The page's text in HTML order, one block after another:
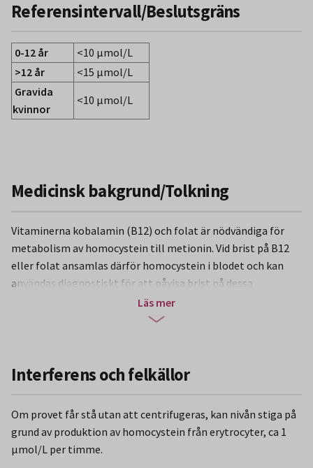
Referensintervall/Beslutsgräns
0-12 år
<10 µmol/L
>12 år
<15 µmol/L
Gravida
kvinnor
<10 µmol/L
Medicinsk bakgrund/Tolkning
Vitaminerna kobalamin (B12) och folat är nödvändiga för
metabolism av homocystein till metionin. Vid brist på B12
eller folat ansamlas därför homocystein i blodet och kan
användas diagnostiskt för att påvisa brist på dessa
vitaminer. Metylmalonsyra (MMA) ingår i metabolismen av
B12 och stiger endast vid B12-brist
MTHFR-genen ger homocysteinstegring.
minskad clearance upp till i storleksordningen dubbla övre
referensgränsen. Vissa läkemedel kan ge lätt förhöjda
värden (till exempel metotrexat, karbamazepin, fenytoin).
Läs mer
Interferens och felkällor
Om provet får stå utan att centrifugeras, kan nivån stiga på
grund av produktion av homocystein från erytrocyter, ca 1
µmol/L per timme.